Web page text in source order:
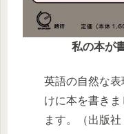
私の本が
英語の自然な
けに本を書き
ます。（出版社